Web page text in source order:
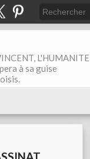
L'HUMANITE
à sa guise